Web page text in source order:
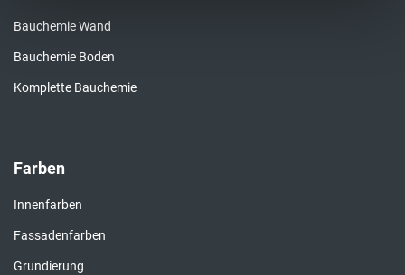
Bauchemie Wand
Bauchemie Boden
Komplette Bauchemie
Farben
Innenfarben
Fassadenfarben
Grundierung